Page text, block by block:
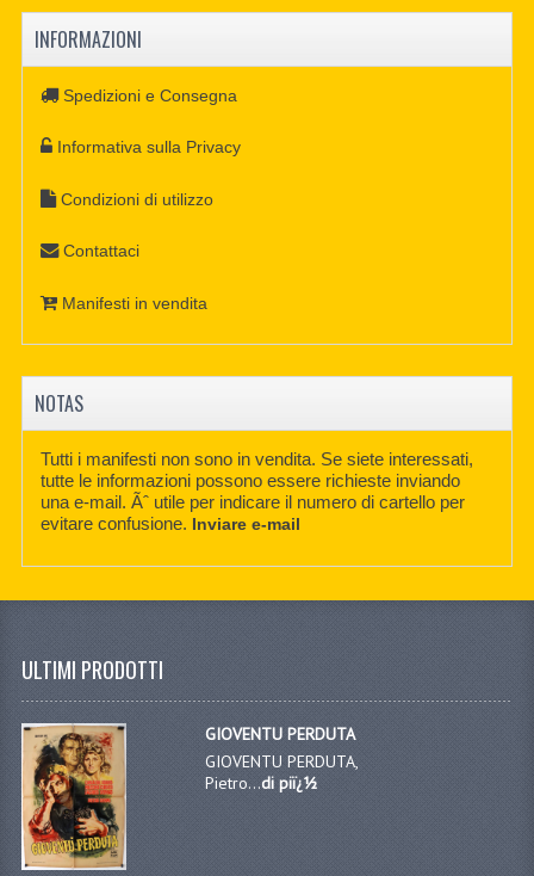
INFORMAZIONI
Spedizioni e Consegna
Informativa sulla Privacy
Condizioni di utilizzo
Contattaci
Manifesti in vendita
NOTAS
Tutti i manifesti non sono in vendita. Se siete interessati,
tutte le informazioni possono essere richieste inviando
una e-mail. Ãˆ utile per indicare il numero di cartello per
evitare confusione. Inviare e-mail
ULTIMI PRODOTTI
GIOVENTU PERDUTA
GIOVENTU PERDUTA,
Pietro...di piï¿½